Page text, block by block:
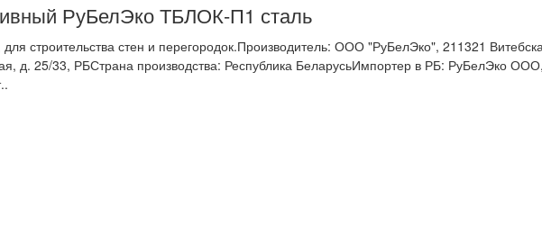
РуБелЭко ТБЛОК-П1 сталь
строительства стен и перегородок.Производитель: ООО "РуБелЭко", 211321
д. 25/33, РБСтрана производства: Республика БеларусьИмпортер в РБ: РуБелЭко